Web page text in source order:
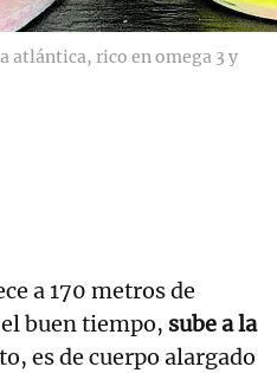
atlántica, rico en omega 3 y
a 170 metros de
buen tiempo, sube a la
es de cuerpo alargado